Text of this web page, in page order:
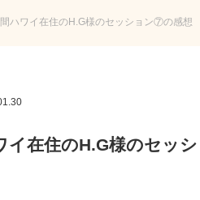
ハワイ在住のH.G様のセッション⑦の感想
イ在住のH.G様のセッ